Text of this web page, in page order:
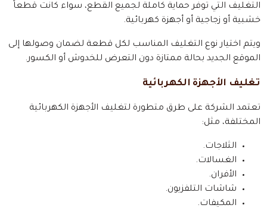
التغليف التي توفر حماية كاملة لجميع القطع، سواء كانت قطعاً
خشبية أو زجاجية أو أجهزة كهربائية.
ويتم اختيار نوع التغليف المناسب لكل قطعة لضمان وصولها إلى
الموقع الجديد بحالة ممتازة دون التعرض للخدوش أو الكسور.
تغليف الأجهزة الكهربائية
تعتمد الشركة على طرق متطورة لتغليف الأجهزة الكهربائية
المختلفة، مثل:
الثلاجات.
الغسالات.
الأفران.
شاشات التلفزيون.
المكيفات.